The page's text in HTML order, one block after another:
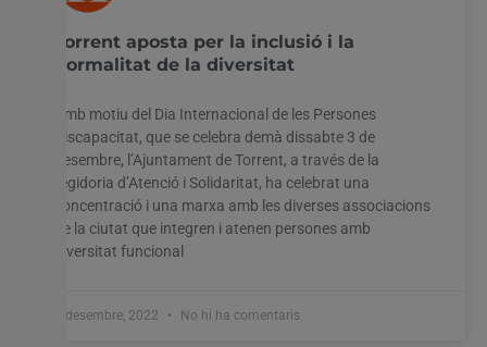
Torrent aposta per la inclusió i la
normalitat de la diversitat
Amb motiu del Dia Internacional de les Persones
Discapacitat, que se celebra demà dissabte 3 de
desembre, l’Ajuntament de Torrent, a través de la
regidoria d’Atenció i Solidaritat, ha celebrat una
concentració i una marxa amb les diverses associacions
de la ciutat que integren i atenen persones amb
diversitat funcional
2 desembre, 2022 No hi ha comentaris